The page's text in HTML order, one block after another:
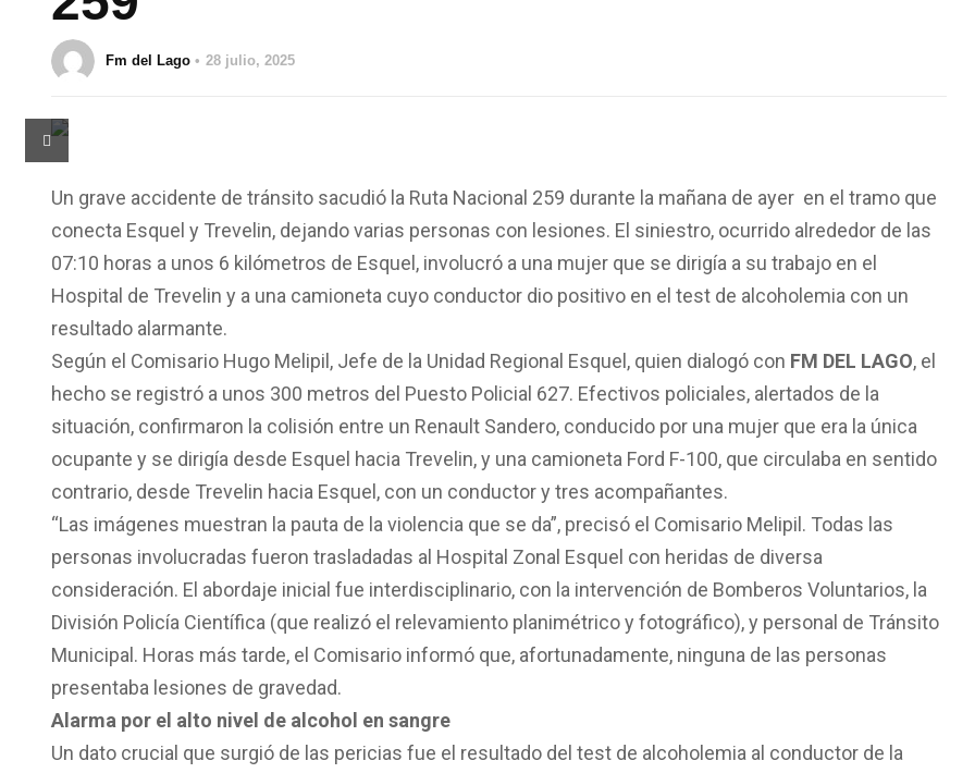
Fm del Lago 28 julio, 2025
Un grave accidente de tránsito sacudió la Ruta Nacional 259 durante la mañana de ayer en el tramo que
conecta Esquel y Trevelin, dejando varias personas con lesiones. El siniestro, ocurrido alrededor de las
07:10 horas a unos 6 kilómetros de Esquel, involucró a una mujer que se dirigía a su trabajo en el
Hospital de Trevelin y a una camioneta cuyo conductor dio positivo en el test de alcoholemia con un
resultado alarmante.
Según el Comisario Hugo Melipil, Jefe de la Unidad Regional Esquel, quien dialogó con FM DEL LAGO, el
hecho se registró a unos 300 metros del Puesto Policial 627. Efectivos policiales, alertados de la
situación, confirmaron la colisión entre un Renault Sandero, conducido por una mujer que era la única
ocupante y se dirigía desde Esquel hacia Trevelin, y una camioneta Ford F-100, que circulaba en sentido
contrario, desde Trevelin hacia Esquel, con un conductor y tres acompañantes.
“Las imágenes muestran la pauta de la violencia que se da”, precisó el Comisario Melipil. Todas las
personas involucradas fueron trasladadas al Hospital Zonal Esquel con heridas de diversa
consideración. El abordaje inicial fue interdisciplinario, con la intervención de Bomberos Voluntarios, la
División Policía Científica (que realizó el relevamiento planimétrico y fotográfico), y personal de Tránsito
Municipal. Horas más tarde, el Comisario informó que, afortunadamente, ninguna de las personas
presentaba lesiones de gravedad.
Alarma por el alto nivel de alcohol en sangre
Un dato crucial que surgió de las pericias fue el resultado del test de alcoholemia al conductor de la